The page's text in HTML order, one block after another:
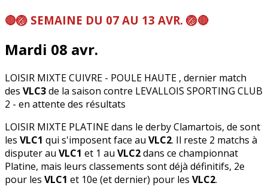
🔴🏐 SEMAINE DU 07 AU 13 AVR. 🏐🔴
Mardi 08 avr.
LOISIR MIXTE CUIVRE - POULE HAUTE , dernier match
des VLC3de la saison contre LEVALLOIS SPORTING CLUB
2 - en attente des résultats
LOISIR MIXTE PLATINE dans le derby Clamartois, de sont
les VLC1 qui s'imposent face au VLC2. Il reste 2 matchs à
disputer au VLC1 et 1 au VLC2dans ce championnat
Platine, mais leurs classements sont déjà définitifs, 2e
pour les VLC1 et 10e (et dernier) pour les VLC2.